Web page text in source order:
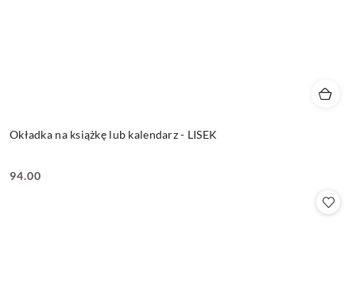
Okładka na książkę lub kalendarz - LISEK
Cena:
94.00